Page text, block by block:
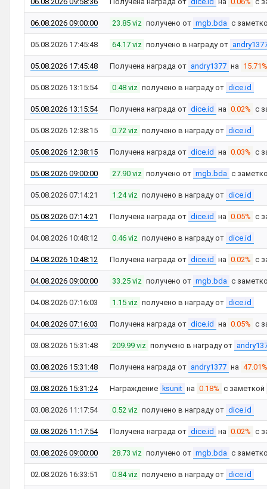
06.08.2026 09:00:00 23.85 viz получено от mgb.bda с
05.08.2026 17:45:48 64.17 viz получено в награду от
05.08.2026 17:45:48 Получена награда от andry1377 на 15.71%
05.08.2026 13:15:54 0.48 viz получено в награду от dice.id
05.08.2026 13:15:54 Получена награда от dice.id на 0.02% с
05.08.2026 12:38:15 0.72 viz получено в награду от dice.id
05.08.2026 12:38:15 Получена награда от dice.id на 0.03% с
05.08.2026 09:00:00 27.90 viz получено от mgb.bda с
05.08.2026 07:14:21 1.24 viz получено в награду от dice.id
05.08.2026 07:14:21 Получена награда от dice.id на 0.05% с
04.08.2026 10:48:12 0.46 viz получено в награду от dice.id
04.08.2026 10:48:12 Получена награда от dice.id на 0.02% с
04.08.2026 09:00:00 33.25 viz получено от mgb.bda с
04.08.2026 07:16:03 1.15 viz получено в награду от dice.id
04.08.2026 07:16:03 Получена награда от dice.id на 0.05% с
03.08.2026 15:31:48 209.99 viz получено в награду от
03.08.2026 15:31:48 Получена награда от andry1377 на 47.01%
03.08.2026 15:31:24 Награждение ksunit на 0.18% с заметкой
03.08.2026 11:17:54 0.52 viz получено в награду от dice.id
03.08.2026 11:17:54 Получена награда от dice.id на 0.02% с
03.08.2026 09:00:00 28.73 viz получено от mgb.bda с
02.08.2026 16:33:51 0.84 viz получено в награду от dice.id